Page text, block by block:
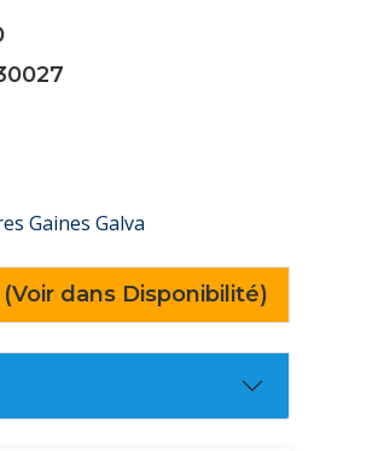
Gaines Galva
(Voir dans Disponibilité)